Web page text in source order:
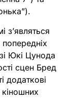
зʼявляться
Юкі Цунода
сцен Бред
додаткові